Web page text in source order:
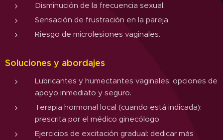
Disminución de la frecuencia sexual.
Sensación de frustración en la pareja.
Riesgo de microlesiones vaginales.
Soluciones y abordajes
Lubricantes y humectantes vaginales: opciones de
apoyo inmediato y seguro.
Terapia hormonal local (cuando está indicada):
prescrita por el médico ginecólogo.
Ejercicios de excitación gradual: dedicar más